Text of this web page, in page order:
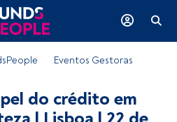
Eventos Gestoras
do crédito em